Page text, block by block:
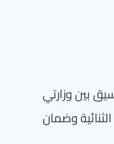
بين وزارتي
وضمان